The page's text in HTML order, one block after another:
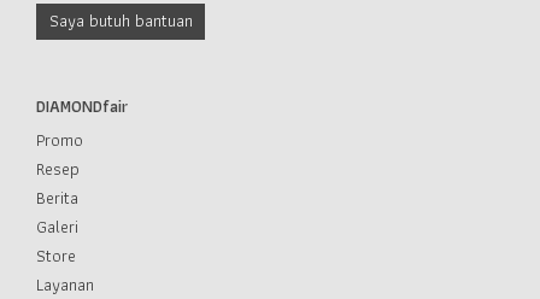
Saya butuh bantuan
DIAMONDfair
Promo
Resep
Berita
Galeri
Store
Layanan